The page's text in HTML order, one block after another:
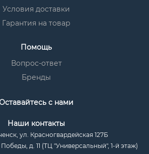
Условия доставки
Гарантия на товар
Помощь
Вопрос-ответ
Бренды
с нами
Наши контакты
ул. Красногвардейская 127Б
д. 11 (ТЦ "Универсальный", 1-й этаж)